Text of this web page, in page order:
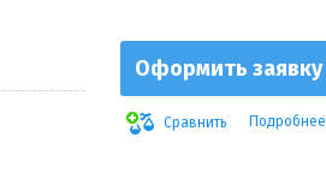
Оформить заявку
Сравнить Подробнее